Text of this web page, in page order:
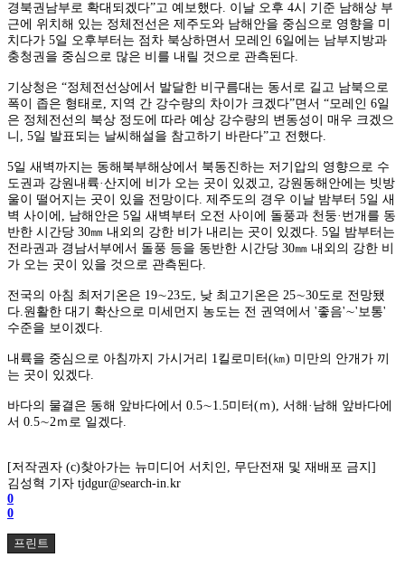
경북권남부로 확대되겠다”고 예보했다. 이날 오후 4시 기준 남해상 부
근에 위치해 있는 정체전선은 제주도와 남해안을 중심으로 영향을 미
치다가 5일 오후부터는 점차 북상하면서 모레인 6일에는 남부지방과
충청권을 중심으로 많은 비를 내릴 것으로 관측된다.
기상청은 “정체전선상에서 발달한 비구름대는 동서로 길고 남북으로
폭이 좁은 형태로, 지역 간 강수량의 차이가 크겠다”면서 “모레인 6일
은 정체전선의 북상 정도에 따라 예상 강수량의 변동성이 매우 크겠으
니, 5일 발표되는 날씨해설을 참고하기 바란다”고 전했다.
5일 새벽까지는 동해북부해상에서 북동진하는 저기압의 영향으로 수
도권과 강원내륙·산지에 비가 오는 곳이 있겠고, 강원동해안에는 빗방
울이 떨어지는 곳이 있을 전망이다. 제주도의 경우 이날 밤부터 5일 새
벽 사이에, 남해안은 5일 새벽부터 오전 사이에 돌풍과 천둥·번개를 동
반한 시간당 30㎜ 내외의 강한 비가 내리는 곳이 있겠다. 5일 밤부터는
전라권과 경남서부에서 돌풍 등을 동반한 시간당 30㎜ 내외의 강한 비
가 오는 곳이 있을 것으로 관측된다.
전국의 아침 최저기온은 19∼23도, 낮 최고기온은 25∼30도로 전망됐
다.원활한 대기 확산으로 미세먼지 농도는 전 권역에서 '좋음'∼'보통'
수준을 보이겠다.
내륙을 중심으로 아침까지 가시거리 1킬로미터(㎞) 미만의 안개가 끼
는 곳이 있겠다.
바다의 물결은 동해 앞바다에서 0.5∼1.5미터(ｍ), 서해·남해 앞바다에
서 0.5∼2ｍ로 일겠다.
[저작권자 (c)찾아가는 뉴미디어 서치인, 무단전재 및 재배포 금지]
김성혁 기자 tjdgur@search-in.kr
0
0
프린트